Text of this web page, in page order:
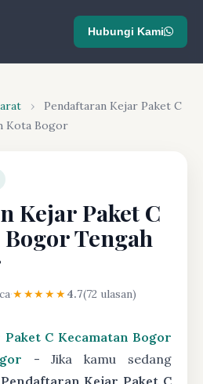
Hubungi Kami
›
Pendaftaran Kejar Paket C
Kota Bogor
Kejar Paket C
Tengah
·★★★★★4.7(72 ulasan)
C Kecamatan Bogor
- Jika kamu sedang
Pendaftaran Kejar Paket C